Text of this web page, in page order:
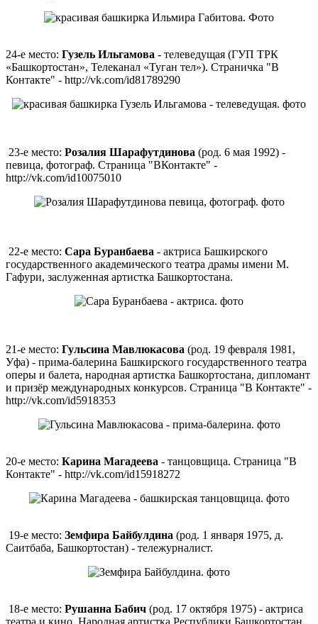
24-е место: Гузель Ильгамова - телеведущая (ГУП ТРК
«Башкортостан», Телеканал «Туган тел»). Страничка "В
Контакте" - http://vk.com/id81789290
23-е место: Розалия Шарафутдинова (род. 6 мая 1992) -
певица, фотограф. Страница "ВКонтакте" -
http://vk.com/id10075010
22-е место: Сара Буранбаева - актриса Башкирского
государственного академического театра драмы имени М.
Гафури, заслуженная артистка Башкортостана.
21-е место: Гульсина Мавлюкасова (род. 19 февраля 1981,
Уфа) - прима-балерина Башкирского государственного театра
оперы и балета, народная артистка Башкортостана, дипломант
и призёр международных конкурсов. Страница "В Контакте" -
http://vk.com/id5918353
20-е место: Карина Магадеева - танцовщица. Страница "В
Контакте" - http://vk.com/id15918272
19-е место: Земфира Байбулдина (род. 1 января 1975, д.
Саитбаба, Башкортостан) - тележурналист.
18-е место: Рушанна Бабич (род. 17 октября 1975) - актриса
театра и кино, Народная артистка Республики Башкортостан.